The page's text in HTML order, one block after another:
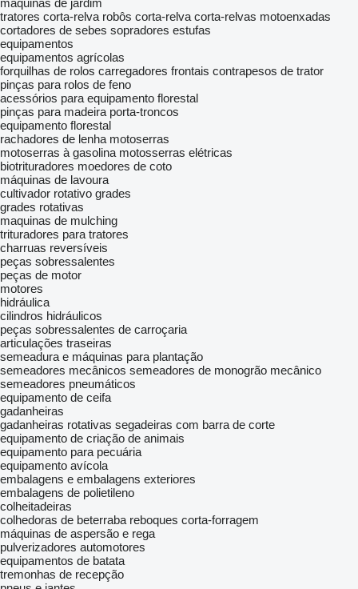
máquinas de jardim
tratores corta-relva robôs corta-relva corta-relvas motoenxadas
cortadores de sebes sopradores estufas
equipamentos
equipamentos agrícolas
forquilhas de rolos carregadores frontais contrapesos de trator
pinças para rolos de feno
acessórios para equipamento florestal
pinças para madeira porta-troncos
equipamento florestal
rachadores de lenha motoserras
motoserras à gasolina motosserras elétricas
biotrituradores moedores de coto
máquinas de lavoura
cultivador rotativo grades
grades rotativas
maquinas de mulching
trituradores para tratores
charruas reversíveis
peças sobressalentes
peças de motor
motores
hidráulica
cilindros hidráulicos
peças sobressalentes de carroçaria
articulações traseiras
semeadura e máquinas para plantação
semeadores mecânicos semeadores de monogrão mecânico
semeadores pneumáticos
equipamento de ceifa
gadanheiras
gadanheiras rotativas segadeiras com barra de corte
equipamento de criação de animais
equipamento para pecuária
equipamento avícola
embalagens e embalagens exteriores
embalagens de polietileno
colheitadeiras
colhedoras de beterraba reboques corta-forragem
máquinas de aspersão e rega
pulverizadores automotores
equipamentos de batata
tremonhas de recepção